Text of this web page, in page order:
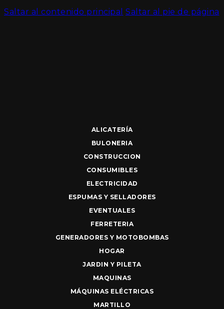
Saltar al contenido principal Saltar al pie de página
ALICATERÍA
BULONERIA
CONSTRUCCION
CONSUMIBLES
ELECTRICIDAD
ESPUMAS Y SELLADORES
EVENTUALES
FERRETERIA
GENERADORES Y MOTOBOMBAS
HOGAR
JARDIN Y PILETA
MAQUINAS
MÁQUINAS ELÉCTRICAS
MARTILLO